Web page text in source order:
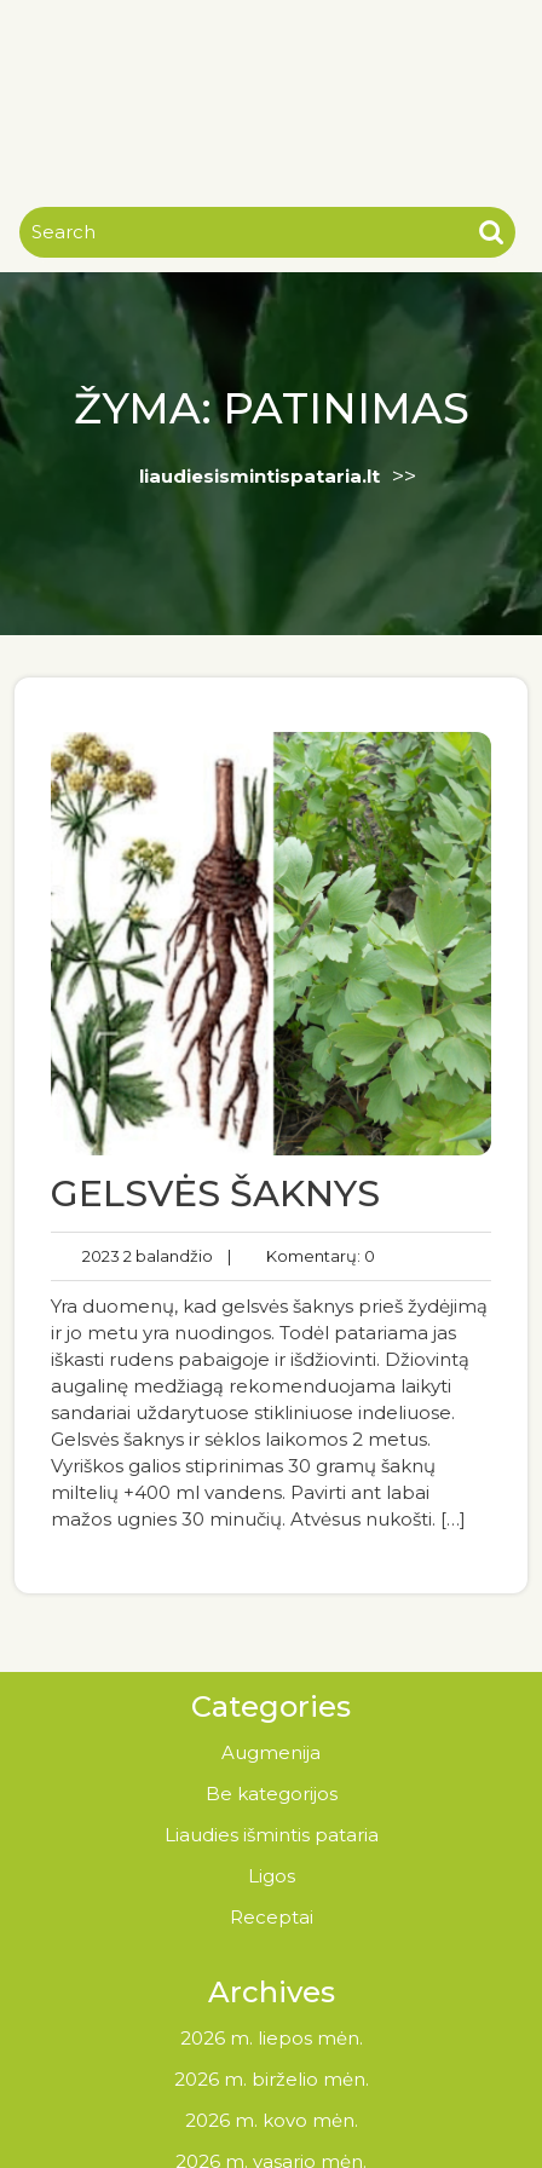
ŽYMA:PATINIMAS
liaudiesismintispataria.lt >>
GELSVĖS ŠAKNYS
2023 2 balandžio | Komentarų: 0
Yra duomenų, kad gelsvės šaknys prieš žydėjimą
ir jo metu yra nuodingos. Todėl patariama jas
iškasti rudens pabaigoje ir išdžiovinti. Džiovintą
augalinę medžiagą rekomenduojama laikyti
sandariai uždarytuose stikliniuose indeliuose.
Gelsvės šaknys ir sėklos laikomos 2 metus.
Vyriškos galios stiprinimas 30 gramų šaknų
miltelių +400 ml vandens. Pavirti ant labai
mažos ugnies 30 minučių. Atvėsus nukošti. […]
Categories
Augmenija
Be kategorijos
Liaudies išmintis pataria
Ligos
Receptai
Archives
2026 m. liepos mėn.
2026 m. birželio mėn.
2026 m. kovo mėn.
2026 m. vasario mėn.